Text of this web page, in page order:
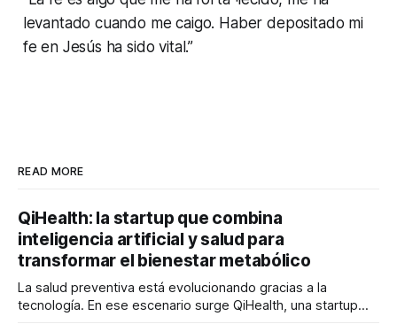
levantado cuando me caigo. Haber depositado mi
fe en Jesús ha sido vital.”
READ MORE
QiHealth: la startup que combina
inteligencia artificial y salud para
transformar el bienestar metabólico
La salud preventiva está evolucionando gracias a la
tecnología. En ese escenario surge QiHealth, una startup